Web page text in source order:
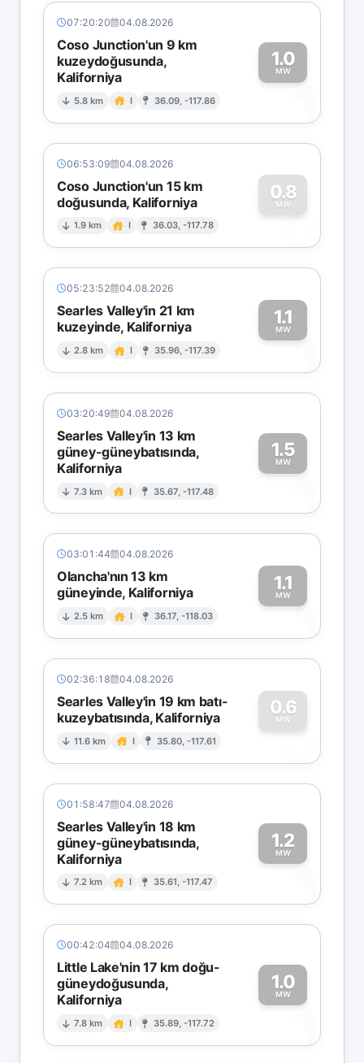
07:20:20 04.08.2026
Coso Junction'un 9 km
kuzeydoğusunda,
Kaliforniya
5.8 km I 36.09, -117.86
1.0
MW
1
06:53:09 04.08.2026
Coso Junction'un 15 km
doğusunda, Kaliforniya
1.9 km I 36.03, -117.78
0.8
MW
0
05:23:52 04.08.2026
Searles Valley'in 21 km
kuzeyinde, Kaliforniya
2.8 km I 35.96, -117.39
1.1
MW1
03:20:49 04.08.2026
Searles Valley'in 13 km
güney-güneybatısında,
Kaliforniya
7.3 km I 35.67, -117.48
1.5
MW
1
03:01:44 04.08.2026
Olancha'nın 13 km
güneyinde, Kaliforniya
2.5 km I 36.17, -118.03
1.1
MW1
02:36:18 04.08.2026
Searles Valley'in 19 km batı-
kuzeybatısında, Kaliforniya
11.6 km I 35.80, -117.61
0.6
MW
0
01:58:47 04.08.2026
Searles Valley'in 18 km
güney-güneybatısında,
Kaliforniya
7.2 km I 35.61, -117.47
1.2
MW
1
00:42:04 04.08.2026
Little Lake'nin 17 km doğu-
güneydoğusunda,
Kaliforniya
7.8 km I 35.89, -117.72
1.0
MW
1